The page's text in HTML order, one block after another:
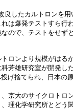
したカルトロンを用
は爆発テストすら行
ので、テストをせず
ンより規模がはる
芳雄研究室が開発し
げ捨てられ、日本の
大のサイクロトロ
理化学研究所とどう